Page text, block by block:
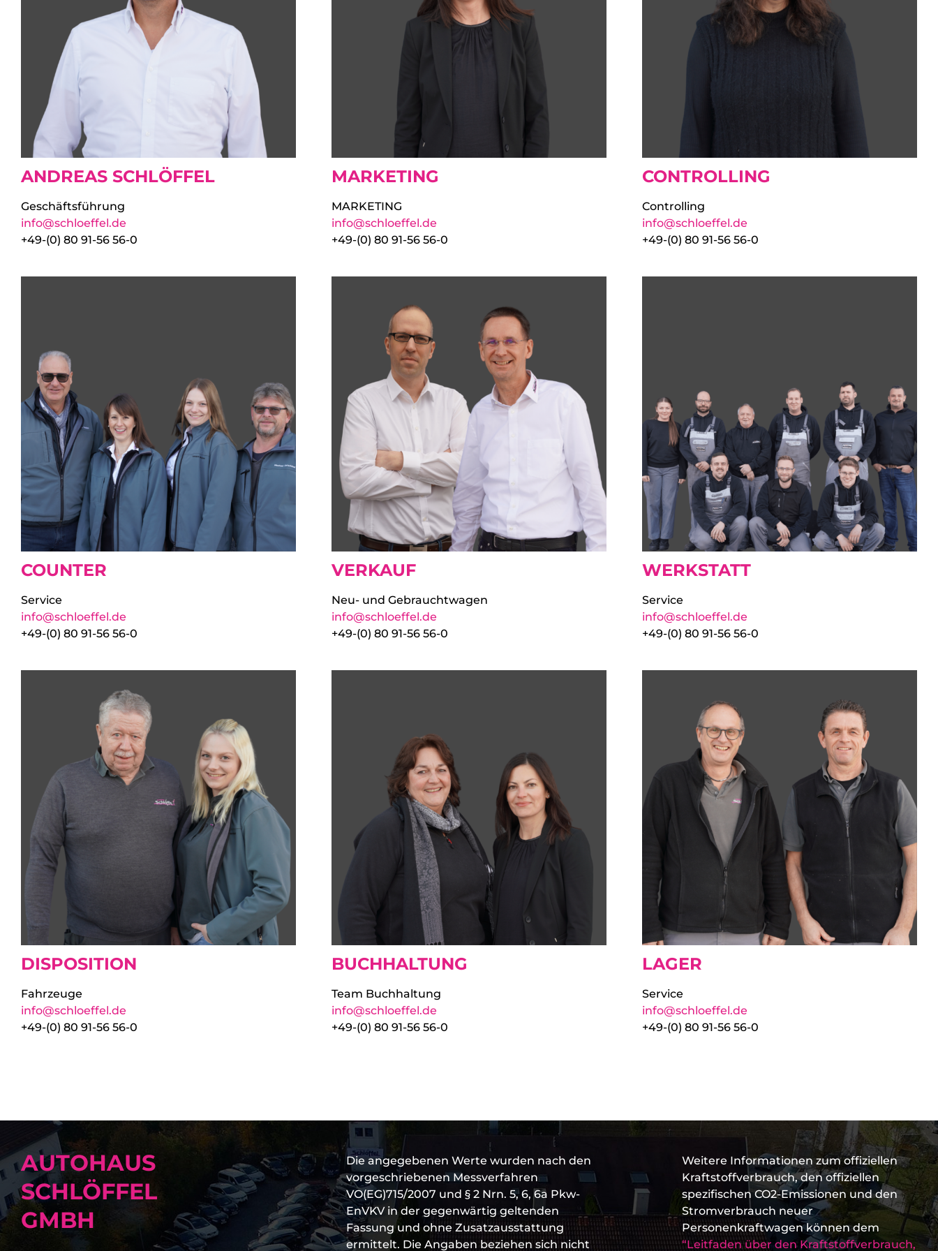
ANDREAS SCHLÖFFEL
Geschäftsführung
info@schloeffel.de
+49-(0) 80 91-56 56-0
MARKETING
MARKETING
info@schloeffel.de
+49-(0) 80 91-56 56-0
CONTROLLING
Controlling
info@schloeffel.de
+49-(0) 80 91-56 56-0
COUNTER
Service
info@schloeffel.de
+49-(0) 80 91-56 56-0
VERKAUF
Neu- und Gebrauchtwagen
info@schloeffel.de
+49-(0) 80 91-56 56-0
WERKSTATT
Service
info@schloeffel.de
+49-(0) 80 91-56 56-0
DISPOSITION
Fahrzeuge
info@schloeffel.de
+49-(0) 80 91-56 56-0
BUCHHALTUNG
Team Buchhaltung
info@schloeffel.de
+49-(0) 80 91-56 56-0
LAGER
Service
info@schloeffel.de
+49-(0) 80 91-56 56-0
AUTOHAUS
SCHLÖFFEL
GMBH
Die angegebenen Werte wurden nach den
vorgeschriebenen Messverfahren
VO(EG)715/2007 und § 2 Nrn. 5, 6, 6a Pkw-
EnVKV in der gegenwärtig geltenden
Fassung und ohne Zusatzausstattung
ermittelt. Die Angaben beziehen sich nicht
Weitere Informationen zum offiziellen
Kraftstoffverbrauch, den offiziellen
spezifischen CO2-Emissionen und den
Stromverbrauch neuer
Personenkraftwagen können dem
“Leitfaden über den Kraftstoffverbrauch,